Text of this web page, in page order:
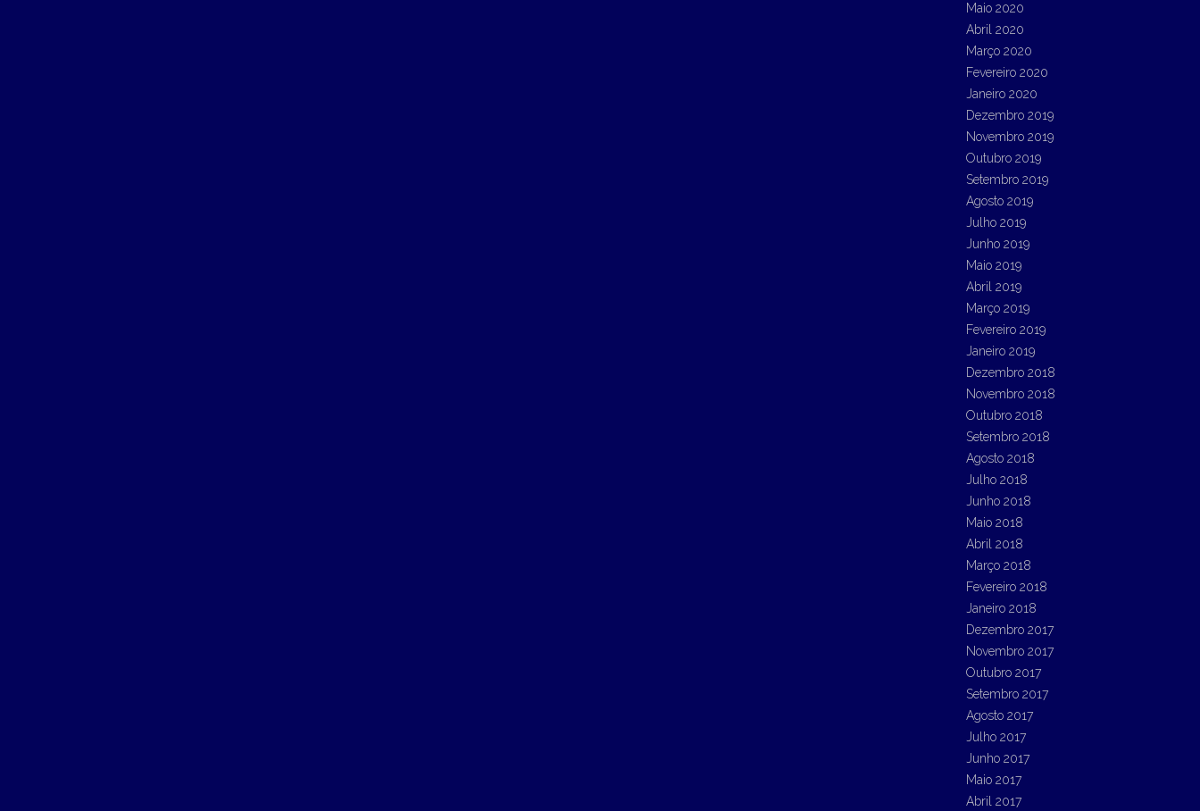
Maio 2020
Abril 2020
Março 2020
Fevereiro 2020
Janeiro 2020
Dezembro 2019
Novembro 2019
Outubro 2019
Setembro 2019
Agosto 2019
Julho 2019
Junho 2019
Maio 2019
Abril 2019
Março 2019
Fevereiro 2019
Janeiro 2019
Dezembro 2018
Novembro 2018
Outubro 2018
Setembro 2018
Agosto 2018
Julho 2018
Junho 2018
Maio 2018
Abril 2018
Março 2018
Fevereiro 2018
Janeiro 2018
Dezembro 2017
Novembro 2017
Outubro 2017
Setembro 2017
Agosto 2017
Julho 2017
Junho 2017
Maio 2017
Abril 2017